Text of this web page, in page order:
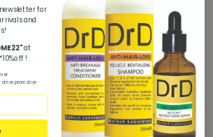
受損或丟失，或其他類似損失或損害，
本平台的任何內容及其他專案的權利，
Group 保留所有權利
for
and
at
!
promotion